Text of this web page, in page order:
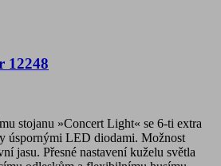
12248
stojanu »Concert Light« se 6-ti extra
úspornými LED diodami. Možnost
jasu. Přesné nastavení kuželu světla